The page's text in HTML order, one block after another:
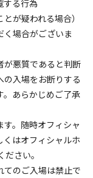
する行為
が疑われる場合）
く場合がございま
が悪質であると判断
の入場をお断りする
。あらかじめご了承
。随時オフィシャ
はオフィシャルホ
ださい。
のご入場は禁止で